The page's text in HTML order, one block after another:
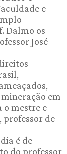
e
Dalmo os
José
em
o mestre e
professor de
é de
do professor